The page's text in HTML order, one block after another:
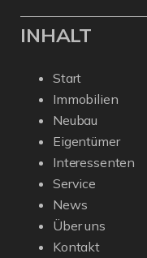
INHALT
Start
Immobilien
Neubau
Eigentümer
Interessenten
Service
News
Über uns
Kontakt